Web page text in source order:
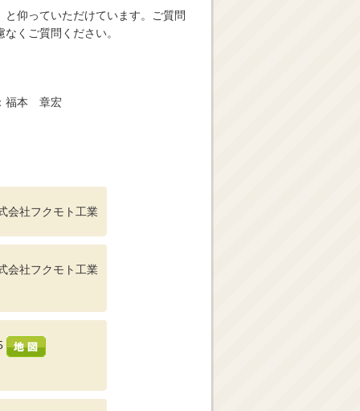
仰っていただけています。ご質問
くご質問ください。
福本 章宏
会社フクモト工業
会社フクモト工業